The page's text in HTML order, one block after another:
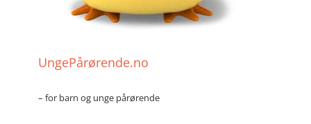
UngePårørende.no
– for barn og unge pårørende